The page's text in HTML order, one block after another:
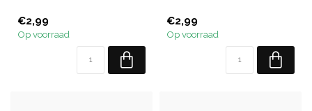
€2,99
Op voorraad
€2,99
Op voorraad